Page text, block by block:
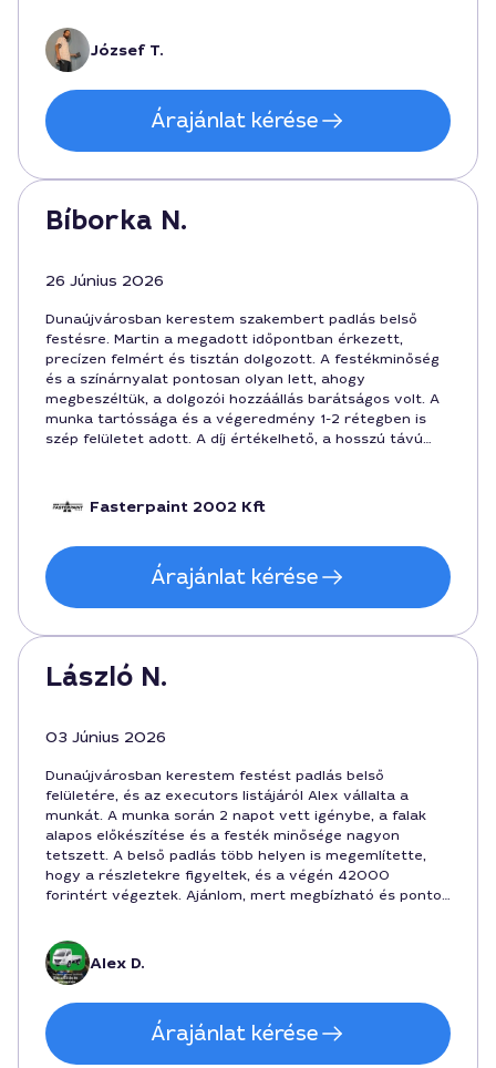
feladatot, és a győződöttem meg róla, hogy minden
részlet rendben van. A padlás belső festése közben a
József T.
Árajánlat kérése
Bíborka N.
26 Június 2026
Dunaújvárosban kerestem szakembert padlás belső
festésre. Martin a megadott időpontban érkezett,
precízen felmért és tisztán dolgozott. A festékminőség
és a színárnyalat pontosan olyan lett, ahogy
megbeszéltük, a dolgozói hozzáállás barátságos volt. A
munka tartóssága és a végeredmény 1-2 rétegben is
szép felületet adott. A díj értékelhető, a hosszú távú
Fasterpaint 2002 Kft
Árajánlat kérése
László N.
03 Június 2026
Dunaújvárosban kerestem festést padlás belső
felületére, és az executors listájáról Alex vállalta a
munkát. A munka során 2 napot vett igénybe, a falak
alapos előkészítése és a festék minősége nagyon
tetszett. A belső padlás több helyen is megemlítette,
hogy a részletekre figyeltek, és a végén 42000
forintért végeztek. Ajánlom, mert megbízható és pontos
Alex D.
Árajánlat kérése